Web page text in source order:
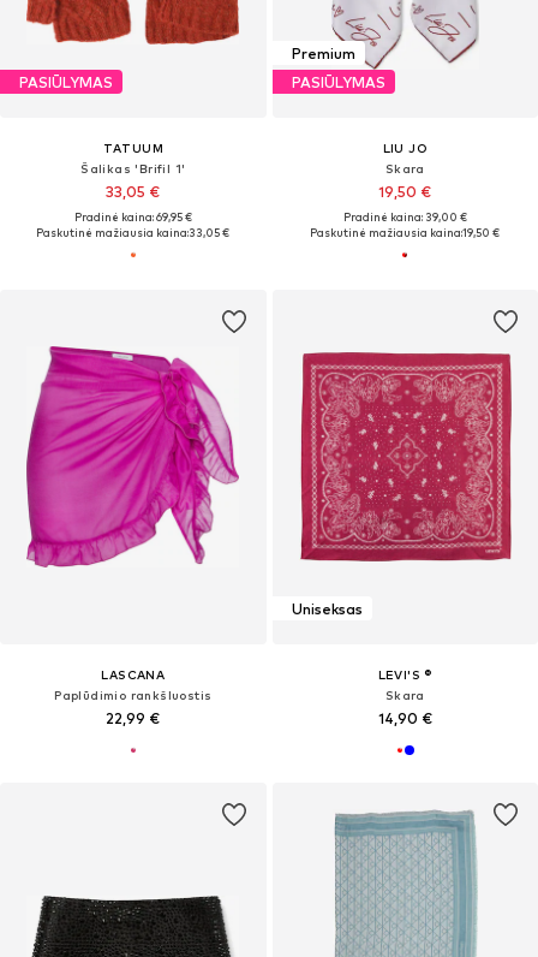
PASIŪLYMAS
TATUUM
Šalikas 'Brifil 1'
33,05 €
Pradinė kaina: 69,95 €
Paskutinė mažiausia kaina:33,05 €
Premium
PASIŪLYMAS
LIU JO
Skara
19,50 €
Pradinė kaina: 39,00 €
Paskutinė mažiausia kaina:19,50 €
LASCANA
Paplūdimio rankšluostis
22,99 €
Uniseksas
LEVI'S ®
Skara
14,90 €